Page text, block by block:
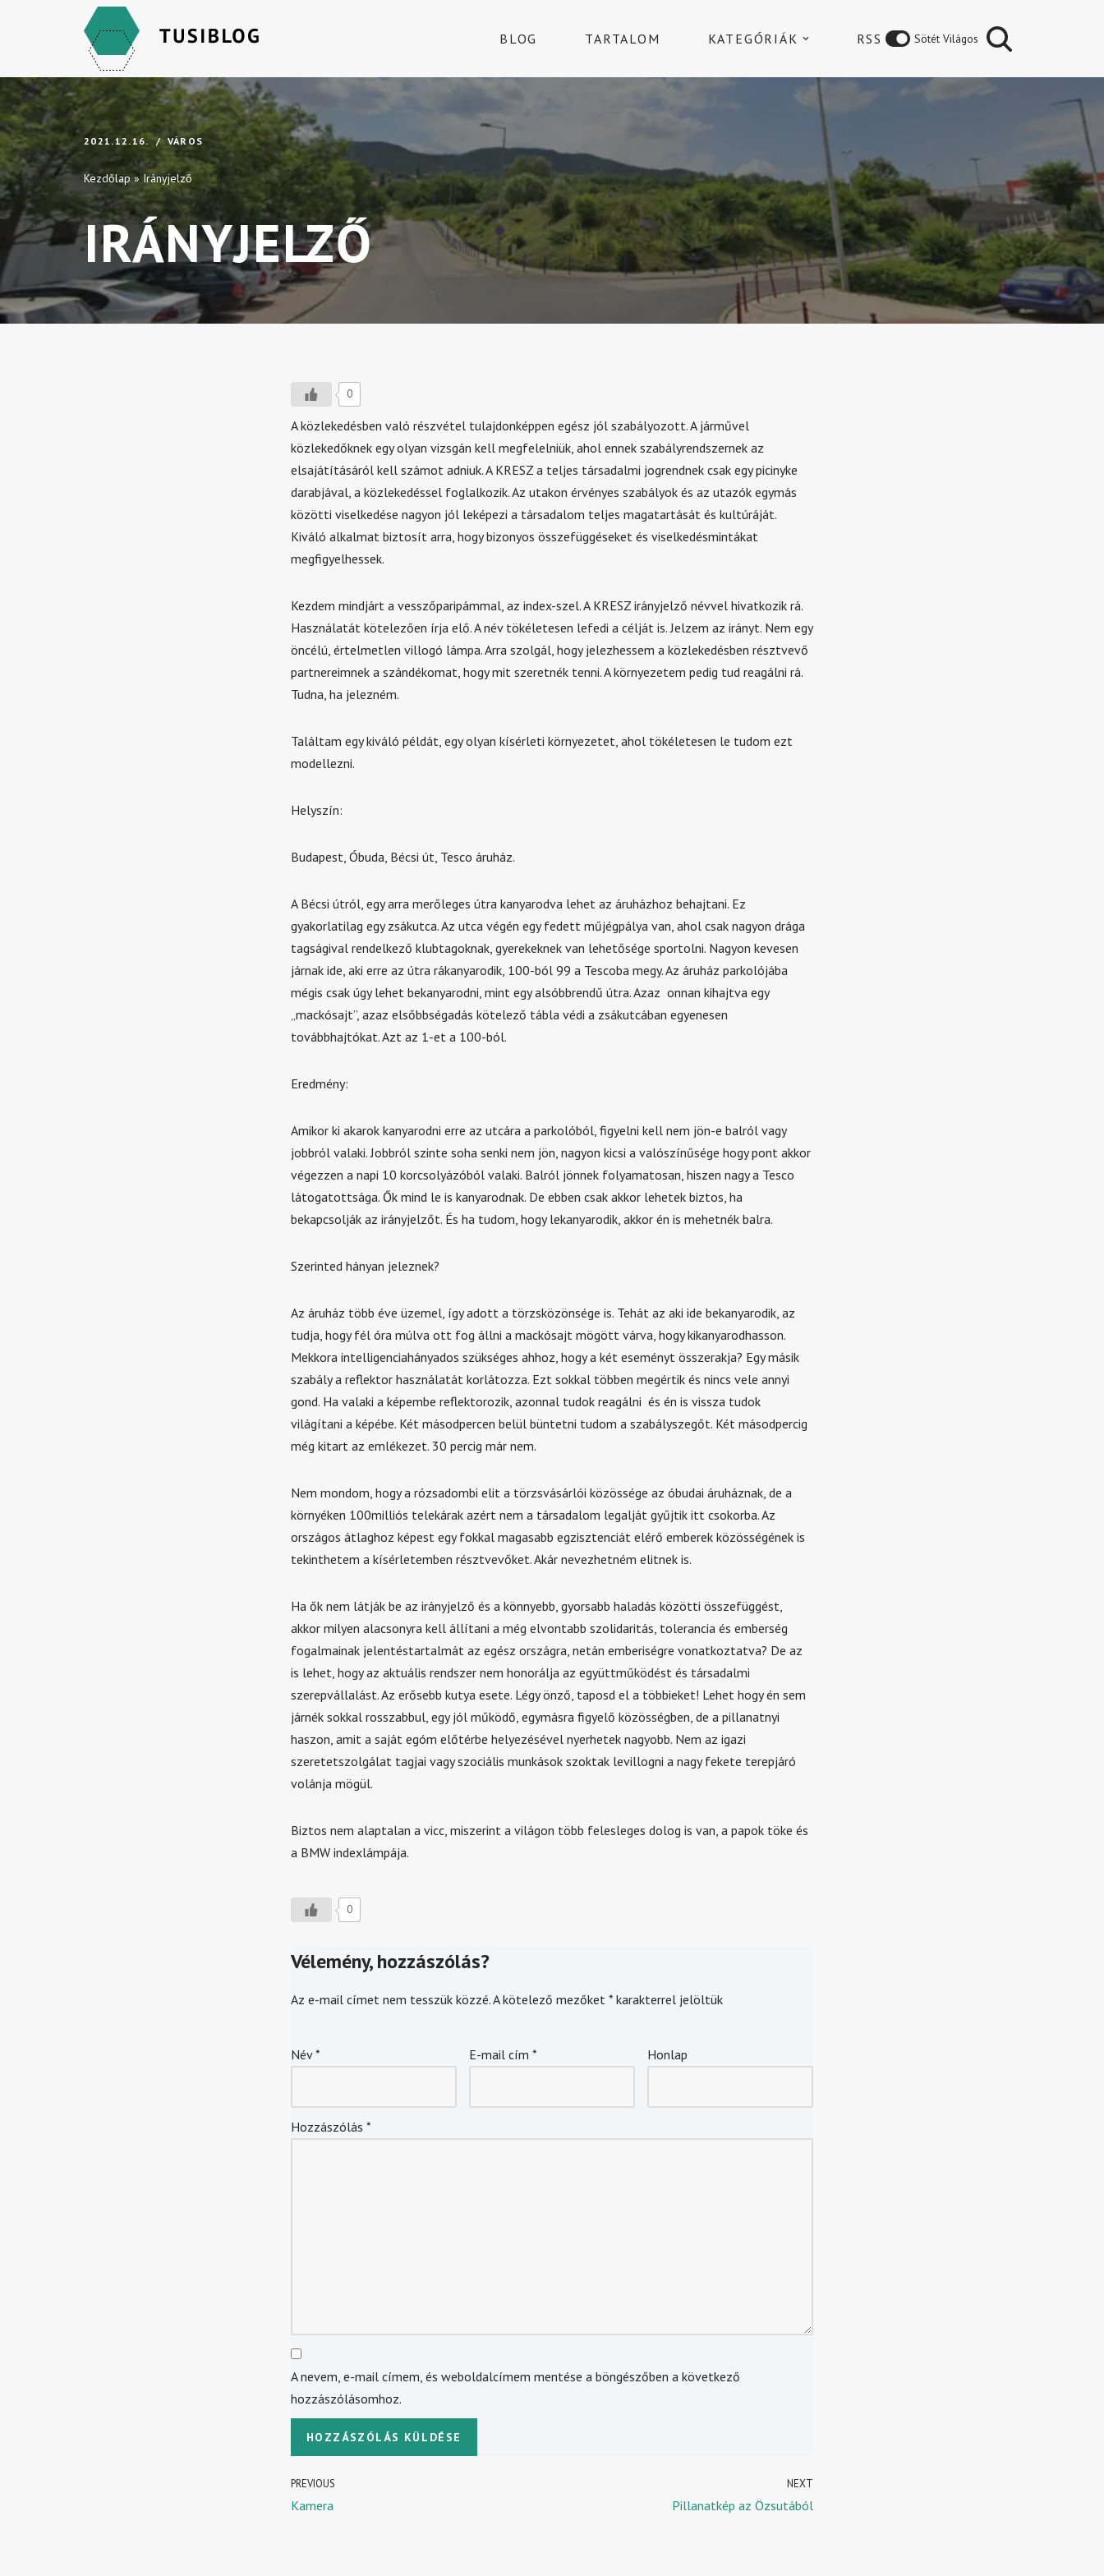
content
BLOG TARTALOM KATEGÓRIÁK RSS Sötét Világos
2021.12.16. VÁROS
Kezdőlap» Irányjelző
IRÁNYJELZŐ
0
A közlekedésben való részvétel tulajdonképpen egész jól szabályozott. A járművel
közlekedőknek egy olyan vizsgán kell megfelelniük, ahol ennek szabályrendszernek az
elsajátításáról kell számot adniuk. A KRESZ a teljes társadalmi jogrendnek csak egy picinyke
darabjával, a közlekedéssel foglalkozik. Az utakon érvényes szabályok és az utazók egymás
közötti viselkedése nagyon jól leképezi a társadalom teljes magatartását és kultúráját.
Kiváló alkalmat biztosít arra, hogy bizonyos összefüggéseket és viselkedésmintákat
megfigyelhessek.
Kezdem mindjárt a vesszőparipámmal, az index-szel. A KRESZ irányjelző névvel hivatkozik rá.
Használatát kötelezően írja elő. A név tökéletesen lefedi a célját is. Jelzem az irányt. Nem egy
öncélú, értelmetlen villogó lámpa. Arra szolgál, hogy jelezhessem a közlekedésben résztvevő
partnereimnek a szándékomat, hogy mit szeretnék tenni. A környezetem pedig tud reagálni rá.
Tudna, ha jelezném.
Találtam egy kiváló példát, egy olyan kísérleti környezetet, ahol tökéletesen le tudom ezt
modellezni.
Helyszín:
Budapest, Óbuda, Bécsi út, Tesco áruház.
A Bécsi útról, egy arra merőleges útra kanyarodva lehet az áruházhoz behajtani. Ez
gyakorlatilag egy zsákutca. Az utca végén egy fedett műjégpálya van, ahol csak nagyon drága
tagságival rendelkező klubtagoknak, gyerekeknek van lehetősége sportolni. Nagyon kevesen
járnak ide, aki erre az útra rákanyarodik, 100-ból 99 a Tescoba megy. Az áruház parkolójába
mégis csak úgy lehet bekanyarodni, mint egy alsóbbrendű útra. Azaz onnan kihajtva egy
„mackósajt”, azaz elsőbbségadás kötelező tábla védi a zsákutcában egyenesen
továbbhajtókat. Azt az 1-et a 100-ból.
Eredmény:
Amikor ki akarok kanyarodni erre az utcára a parkolóból, figyelni kell nem jön-e balról vagy
jobbról valaki. Jobbról szinte soha senki nem jön, nagyon kicsi a valószínűsége hogy pont akkor
végezzen a napi 10 korcsolyázóból valaki. Balról jönnek folyamatosan, hiszen nagy a Tesco
látogatottsága. Ők mind le is kanyarodnak. De ebben csak akkor lehetek biztos, ha
bekapcsolják az irányjelzőt. És ha tudom, hogy lekanyarodik, akkor én is mehetnék balra.
Szerinted hányan jeleznek?
Az áruház több éve üzemel, így adott a törzsközönsége is. Tehát az aki ide bekanyarodik, az
tudja, hogy fél óra múlva ott fog állni a mackósajt mögött várva, hogy kikanyarodhasson.
Mekkora intelligenciahányados szükséges ahhoz, hogy a két eseményt összerakja? Egy másik
szabály a reflektor használatát korlátozza. Ezt sokkal többen megértik és nincs vele annyi
gond. Ha valaki a képembe reflektorozik, azonnal tudok reagálni és én is vissza tudok
világítani a képébe. Két másodpercen belül büntetni tudom a szabályszegőt. Két másodpercig
még kitart az emlékezet. 30 percig már nem.
Nem mondom, hogy a rózsadombi elit a törzsvásárlói közössége az óbudai áruháznak, de a
környéken 100milliós telekárak azért nem a társadalom legalját gyűjtik itt csokorba. Az
országos átlaghoz képest egy fokkal magasabb egzisztenciát elérő emberek közösségének is
tekinthetem a kísérletemben résztvevőket. Akár nevezhetném elitnek is.
Ha ők nem látják be az irányjelző és a könnyebb, gyorsabb haladás közötti összefüggést,
akkor milyen alacsonyra kell állítani a még elvontabb szolidaritás, tolerancia és emberség
fogalmainak jelentéstartalmát az egész országra, netán emberiségre vonatkoztatva? De az
is lehet, hogy az aktuális rendszer nem honorálja az együttműködést és társadalmi
szerepvállalást. Az erősebb kutya esete. Légy önző, taposd el a többieket! Lehet hogy én sem
járnék sokkal rosszabbul, egy jól működő, egymásra figyelő közösségben, de a pillanatnyi
haszon, amit a saját egóm előtérbe helyezésével nyerhetek nagyobb. Nem az igazi
szeretetszolgálat tagjai vagy szociális munkások szoktak levillogni a nagy fekete terepjáró
volánja mögül.
Biztos nem alaptalan a vicc, miszerint a világon több felesleges dolog is van, a papok töke és
a BMW indexlámpája.
0
Vélemény, hozzászólás?
Az e-mail címet nem tesszük közzé.A kötelező mezőket *karakterrel jelöltük
Név* E-mail cím * Honlap
Hozzászólás *
A nevem, e-mail címem, és weboldalcímem mentése a böngészőben a következő
hozzászólásomhoz.
PREVIOUS
Kamera
NEXT
Pillanatkép az Özsutából